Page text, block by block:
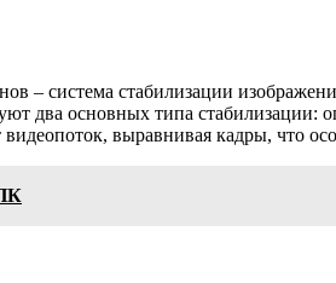
– система стабилизации
два основных типа стабилизации:
выравнивая кадры, что